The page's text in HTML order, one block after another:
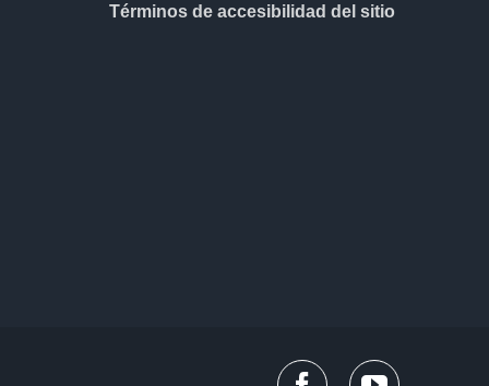
Términos de accesibilidad del sitio